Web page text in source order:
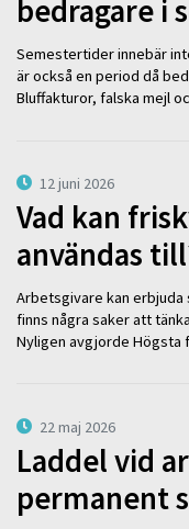
bedragare i
Semestertider innebär
är också en period då
Bluffakturor, falska mejl
12 juni 2026
Vad kan
användas
Arbetsgivare kan
finns några saker att
Nyligen avgjorde
22 maj 2026
Laddel vid
permanent